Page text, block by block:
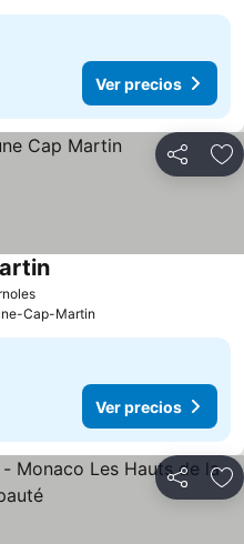
Ver precios
Compartir
Cap-Martin
Ver precios
Compartir